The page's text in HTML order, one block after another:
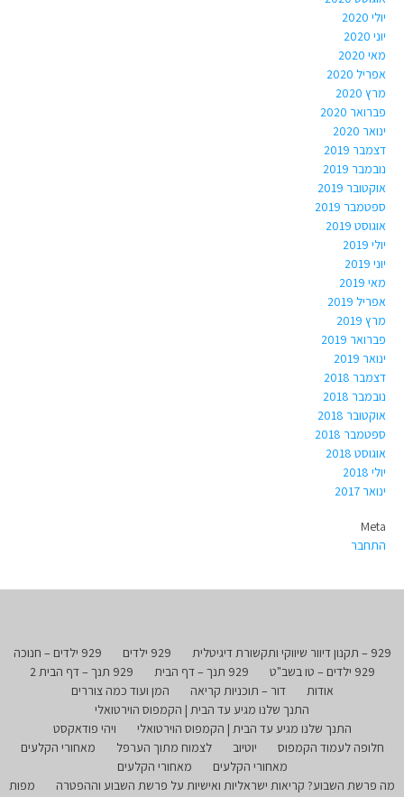
יולי 2020
יוני 2020
מאי 2020
אפריל 2020
מרץ 2020
פברואר 2020
ינואר 2020
דצמבר 2019
נובמבר 2019
אוקטובר 2019
ספטמבר 2019
אוגוסט 2019
יולי 2019
יוני 2019
מאי 2019
אפריל 2019
מרץ 2019
פברואר 2019
ינואר 2019
דצמבר 2018
נובמבר 2018
אוקטובר 2018
ספטמבר 2018
אוגוסט 2018
יולי 2018
ינואר 2017
Meta
התחבר
929 – תקנון דיוור שיווקי ותקשורת דיגיטלית 929 ילדים
929 ילדים – חנוכה
929 ילדים – טו בשב"ט
929 תנך – דף הבית
929 תנך – דף הבית 2
אודות
דור – תוכניות קריאה
המן ועוד כמה צוררים
התנך שלנו מגיע עד הבית | הקמפוס הוירטואלי
התנך שלנו מגיע עד הבית | הקמפוס הוירטואלי
ויהי פודאקסט
חלופה לעמוד הקמפוס
יוטיוב לצמוח מתוך הערפל
מאחורי הקלעים
מאחורי הקלעים
מאחורי הקלעים
מה פרשת השבוע? קריאות ישראליות ואישיות על פרשת השבוע וההפטרה
מפות